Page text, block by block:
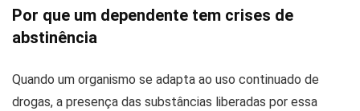
Por que um dependente tem crises de
abstinência
Quando um organismo se adapta ao uso continuado de
drogas, a presença das substâncias liberadas por essa